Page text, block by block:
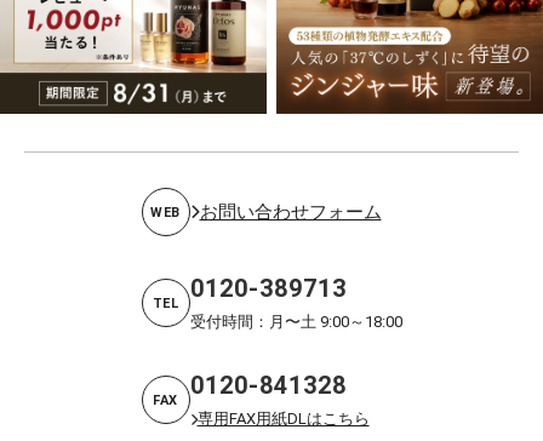
WEB お問い合わせフォーム
TEL 0120-389713
受付時間：月〜土 9:00～18:00
FAX 0120-841328
専用FAX用紙DLはこちら